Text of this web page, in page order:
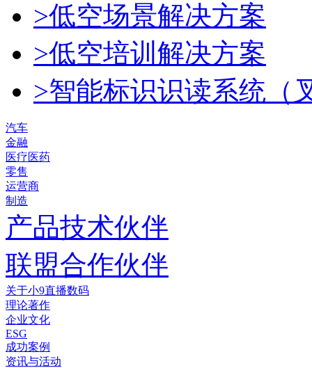
>低空场景解决方案
>低空培训解决方案
>智能标识识读系统（
汽车
金融
医疗医药
零售
运营商
制造
产品技术伙伴
联盟合作伙伴
关于小9直播数码
理论著作
企业文化
ESG
成功案例
资讯与活动